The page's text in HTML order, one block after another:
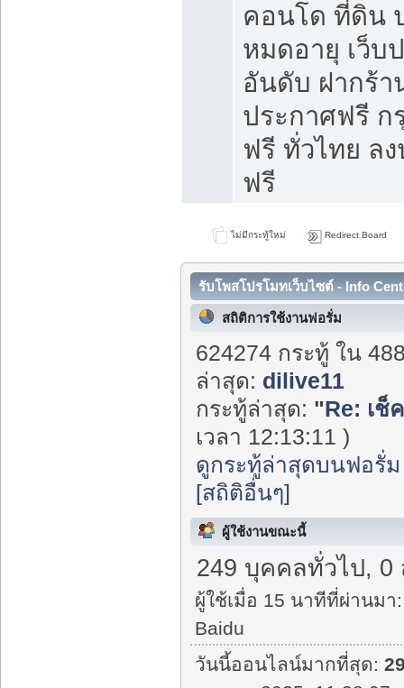
คอนโด ที่ดิน
หมดอายุ เว็บ
อันดับ ฝากร้า
ประกาศฟรี ก
ฟรี ทั่วไทย ล
ฟรี
ไม่มีกระทู้ใหม่ Redirect Board
รับโพสโปรโมทเว็บไซต์ - Info
สถิติการใช้งานฟอรั่ม
624274 กระทู้ ใน
ล่าสุด: dilive11
กระทู้ล่าสุด: "Re: เช็
เวลา 12:13:11 )
ดูกระทู้ล่าสุดบนฟอรั่ม
[สถิติอื่นๆ]
ผู้ใช้งานขณะนี้
249 บุคคลทั่วไป, 0
ผู้ใช้เมื่อ 15 นาทีที่ผ่านมา:
Baidu
วันนี้ออนไลน์มากที่สุด: